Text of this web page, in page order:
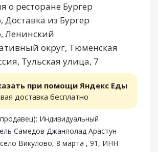
о ресторане Бургер
Доставка из Бургер
Ленинский
округ, Тюменская
Тульская улица, 7
при помощи Яндекс Еды
доставка бесплатно
Индивидуальный
Самедов Джанполад Арастун
Викулово, 8 марта , 91, ИНН